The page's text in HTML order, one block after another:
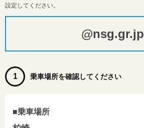
設定してください。
@nsg.gr.jp
1 乗車場所を確認してください
■乗車場所